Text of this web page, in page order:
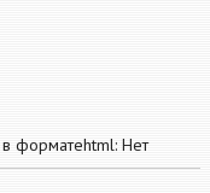
форматеhtml: Нет